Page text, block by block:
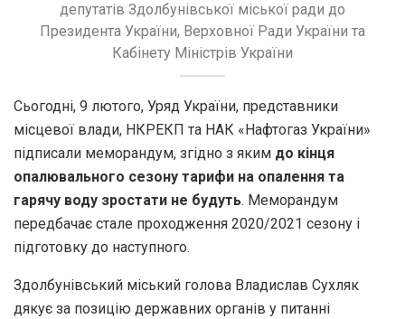
депутатів Здолбунівської міської ради до
Президента України, Верховної Ради України та
Кабінету Міністрів України
Сьогодні, 9 лютого, Уряд України, представники
місцевої влади, НКРЕКП та НАК «Нафтогаз України»
підписали меморандум, згідно з яким до кінця
опалювального сезону тарифи на опалення та
гарячу воду зростати не будуть. Меморандум
передбачає стале проходження 2020/2021 сезону і
підготовку до наступного.
Здолбунівський міський голова Владислав Сухляк
дякує за позицію державних органів у питанні